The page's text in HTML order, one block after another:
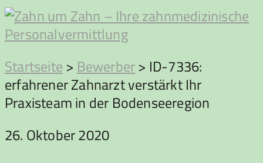
Zahn
um
Zahn
Startseite > Bewerber> ID-7336:
erfahrener Zahnarzt verstärkt Ihr
Praxisteam in der Bodenseeregion
26. Oktober 2020